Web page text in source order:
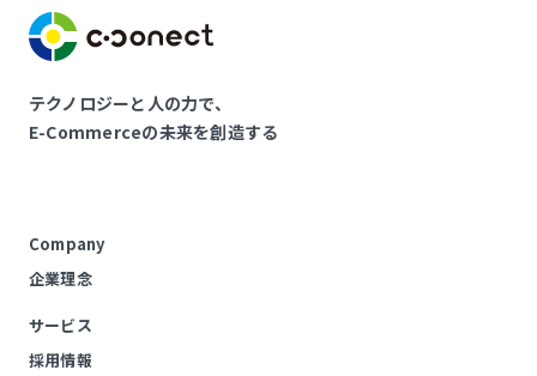
テクノロジーと人の力で、
E-Commerceの未来を創造する
Company
企業理念
サービス
採用情報